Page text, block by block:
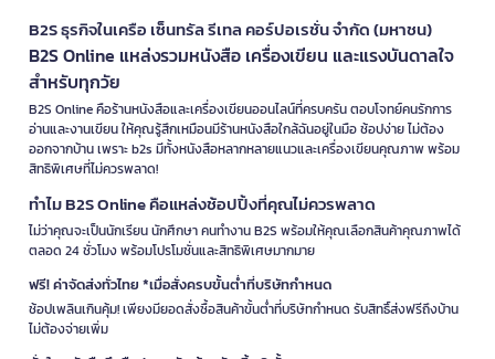
B2S ธุรกิจในเครือ เซ็นทรัล รีเทล คอร์ปอเรชั่น จำกัด (มหาชน)
B2S Online แหล่งรวมหนังสือ เครื่องเขียน และแรงบันดาลใจ
สำหรับทุกวัย
B2S Online คือร้านหนังสือและเครื่องเขียนออนไลน์ที่ครบครัน ตอบโจทย์คนรักการ
อ่านและงานเขียน ให้คุณรู้สึกเหมือนมีร้านหนังสือใกล้ฉันอยู่ในมือ ช้อปง่าย ไม่ต้อง
ออกจากบ้าน เพราะ b2s มีทั้งหนังสือหลากหลายแนวและเครื่องเขียนคุณภาพ พร้อม
สิทธิพิเศษที่ไม่ควรพลาด!
ทำไม B2S Online คือแหล่งช้อปปิ้งที่คุณไม่ควรพลาด
ไม่ว่าคุณจะเป็นนักเรียน นักศึกษา คนทำงาน B2S พร้อมให้คุณเลือกสินค้าคุณภาพได้
ตลอด 24 ชั่วโมง พร้อมโปรโมชั่นและสิทธิพิเศษมากมาย
ฟรี! ค่าจัดส่งทั่วไทย *เมื่อสั่งครบขั้นต่ำที่บริษัทกำหนด
ช้อปเพลินเกินคุ้ม! เพียงมียอดสั่งซื้อสินค้าขั้นต่ำที่บริษัทกำหนด รับสิทธิ์ส่งฟรีถึงบ้าน
ไม่ต้องจ่ายเพิ่ม